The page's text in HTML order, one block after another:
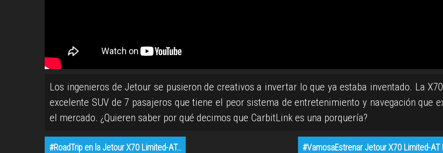
Los ingenieros de Jetour se pusieron de creativos a invertar lo que ya estaba inventado. La
excelente SUV de 7 pasajeros que tiene el peor sistema de entretenimiento y navegación que
el mercado. ¿Quieren saber por qué decimos que CarbitLink es una porquería?
#RoadTrip en la Jetour X70 Limited-AT… #VamosaEstrenar Jetour X70 Limited-